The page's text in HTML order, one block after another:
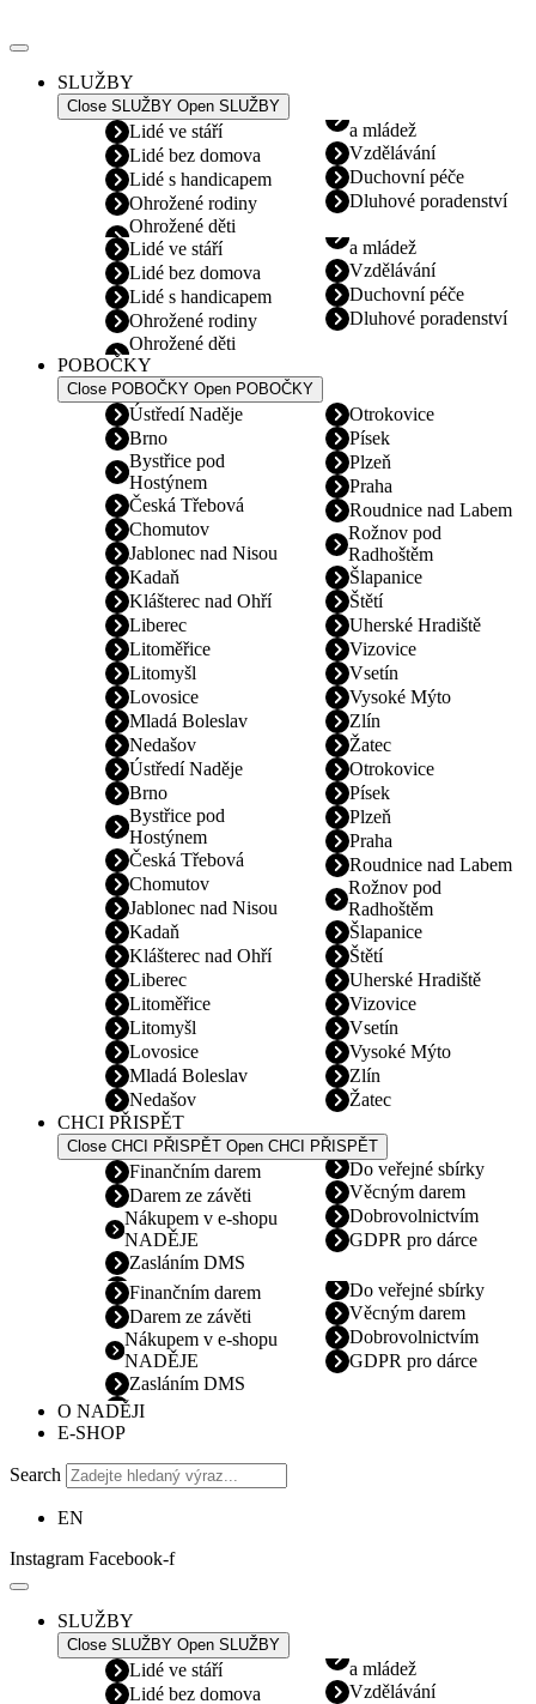
k
SLUŽBY
Close SLUŽBY Open SLUŽBY
Lidé ve stáří
Lidé bez domova
Lidé s handicapem
Ohrožené rodiny
Ohrožené děti
a mládež
Vzdělávání
Duchovní péče
Dluhové poradenství
Lidé ve stáří
Lidé bez domova
Lidé s handicapem
Ohrožené rodiny
Ohrožené děti
a mládež
Vzdělávání
Duchovní péče
Dluhové poradenství
POBOČKY
Close POBOČKY Open POBOČKY
Ústředí Naděje
Brno
Bystřice pod
Hostýnem
Česká Třebová
Chomutov
Jablonec nad Nisou
Kadaň
Klášterec nad Ohří
Liberec
Litoměřice
Litomyšl
Lovosice
Mladá Boleslav
Nedašov
Otrokovice
Písek
Plzeň
Praha
Roudnice nad Labem
Rožnov pod
Radhoštěm
Šlapanice
Štětí
Uherské Hradiště
Vizovice
Vsetín
Vysoké Mýto
Zlín
Žatec
Ústředí Naděje
Brno
Bystřice pod
Hostýnem
Česká Třebová
Chomutov
Jablonec nad Nisou
Kadaň
Klášterec nad Ohří
Liberec
Litoměřice
Litomyšl
Lovosice
Mladá Boleslav
Nedašov
Otrokovice
Písek
Plzeň
Praha
Roudnice nad Labem
Rožnov pod
Radhoštěm
Šlapanice
Štětí
Uherské Hradiště
Vizovice
Vsetín
Vysoké Mýto
Zlín
Žatec
CHCI PŘISPĚT
Close CHCI PŘISPĚT Open CHCI PŘISPĚT
Finančním darem
Darem ze závěti
Nákupem v e-shopu
NADĚJE
Zasláním DMS
Do veřejné sbírky
Věcným darem
Dobrovolnictvím
GDPR pro dárce
Finančním darem
Darem ze závěti
Nákupem v e-shopu
NADĚJE
Zasláním DMS
Do veřejné sbírky
Věcným darem
Dobrovolnictvím
GDPR pro dárce
O NADĚJI
E-SHOP
Search
EN
Instagram Facebook-f
SLUŽBY
Close SLUŽBY Open SLUŽBY
Lidé ve stáří
Lidé bez domova
a mládež
Vzdělávání